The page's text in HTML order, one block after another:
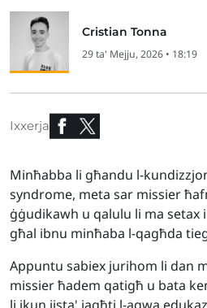
Cristian Tonna
29 ta' Mejju, 2026 • 18:19
Ixxerja
Minħabba li għandu l-
syndrome, meta sar missier
ġġudikawh u qalulu li ma setax
għal ibnu minħaba l-qagħda
Appuntu sabiex jurihom li dan
missier ħadem qatigħ u bata